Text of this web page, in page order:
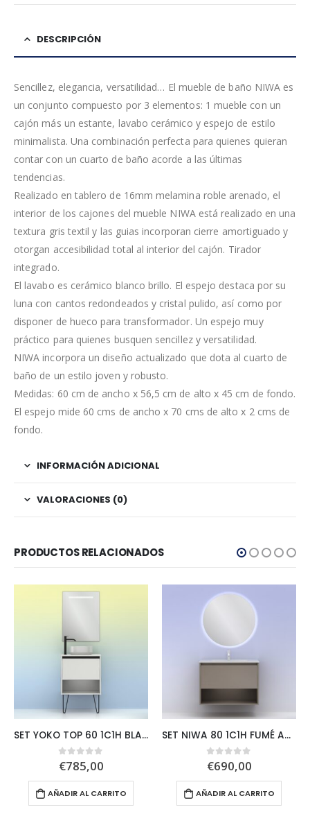
DESCRIPCIÓN
Sencillez, elegancia, versatilidad… El mueble de baño NIWA es
un conjunto compuesto por 3 elementos: 1 mueble con un
cajón más un estante, lavabo cerámico y espejo de estilo
minimalista. Una combinación perfecta para quienes quieran
contar con un cuarto de baño acorde a las últimas
tendencias.
Realizado en tablero de 16mm melamina roble arenado, el
interior de los cajones del mueble NIWA está realizado en una
textura gris textil y las guias incorporan cierre amortiguado y
otorgan accesibilidad total al interior del cajón. Tirador
integrado.
El lavabo es cerámico blanco brillo. El espejo destaca por su
luna con cantos redondeados y cristal pulido, así como por
disponer de hueco para transformador. Un espejo muy
práctico para quienes busquen sencillez y versatilidad.
NIWA incorpora un diseño actualizado que dota al cuarto de
baño de un estilo joven y robusto.
Medidas: 60 cm de ancho x 56,5 cm de alto x 45 cm de fondo.
El espejo mide 60 cms de ancho x 70 cms de alto x 2 cms de
fondo.
INFORMACIÓN ADICIONAL
VALORACIONES (0)
PRODUCTOS RELACIONADOS
SET YOKO TOP 60 1C1H BLANCO BRILLO+NOMI
0out of 5
€785,00
AÑADIR AL CARRITO
SET NIWA 80 1C1H FUMÉ ARENADO + NOZOMI
0out of 5
€690,00
AÑADIR AL CARRITO